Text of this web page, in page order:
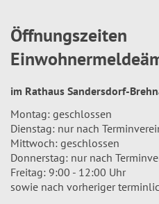
Öffnungszeiten
im Rathaus Sandersdorf-
Montag: geschlossen
Dienstag: nur nach
Mittwoch: geschlossen
Donnerstag: nur nach
Freitag: 9:00 - 12:00 Uhr
sowie nach vorheriger